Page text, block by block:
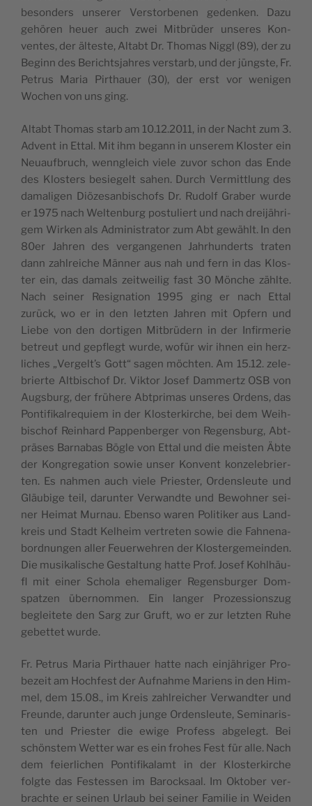
beson­ders unse­rer Vers­tor­be­nen geden­ken. Dazu
gehö­ren heuer auch zwei Mit­brü­der unseres Kon­
ventes, der älteste, Altabt Dr. Tho­mas Nig­gl (89), der zu
Beginn des Berichts­jahres vers­tarb, und der jüng­ste, Fr.
Petrus Maria Pir­thauer (30), der erst vor weni­gen
Wochen von uns ging.
Altabt Tho­mas starb am 10.12.2011, in der Nacht zum 3.
Advent in Ettal. Mit ihm begann in unse­rem Klos­ter ein
Neuauf­bruch, wenn­gleich viele zuvor schon das Ende
des Klos­ters besie­gelt sahen. Durch Ver­mit­tlung des
dama­li­gen Diö­ze­san­bi­schofs Dr. Rudolf Gra­ber wurde
er 1975 nach Wel­ten­burg pos­tu­liert und nach drei­jäh­ri­
gem Wir­ken als Admi­nis­tra­tor zum Abt gewählt. In den
80er Jah­ren des ver­gan­ge­nen Jah­rhun­derts tra­ten
dann zahl­reiche Män­ner aus nah und fern in das Klos­
ter ein, das damals zeit­wei­lig fast 30 Mönche zählte.
Nach sei­ner Resi­gna­tion 1995 ging er nach Ettal
zurück, wo er in den letz­ten Jah­ren mit Opfern und
Liebe von den dor­ti­gen Mit­brü­dern in der Infir­me­rie
betreut und gep­flegt wurde, wofür wir ihnen ein herz­
liches „Ver­gelt’s Gott“ sagen möch­ten. Am 15.12. zele­
brierte Alt­bi­schof Dr. Vik­tor Josef Dam­mertz OSB von
Aug­sburg, der frü­here Abt­pri­mas unseres Ordens, das
Pon­ti­fi­kal­re­quiem in der Klos­ter­kirche, bei dem Weih­
bi­schof Rein­hard Pap­pen­ber­ger von Regens­burg, Abt­
präses Bar­na­bas Bögle von Ettal und die meis­ten Äbte
der Kon­gre­ga­tion sowie unser Konvent kon­ze­le­brier­
ten. Es nah­men auch viele Pries­ter, Ordens­leute und
Gläu­bige teil, darun­ter Ver­wandte und Bewoh­ner sei­
ner Hei­mat Mur­nau. Eben­so waren Poli­ti­ker aus Land­
kreis und Stadt Kel­heim ver­tre­ten sowie die Fah­ne­na­
bord­nun­gen aller Feuer­weh­ren der Klos­ter­ge­mein­den.
Die musi­ka­lische Ges­tal­tung hatte Prof. Josef Kohlhäu­
fl mit einer Scho­la ehe­ma­li­ger Regens­bur­ger Dom­
spat­zen über­nom­men. Ein lan­ger Pro­zes­sions­zug
beglei­tete den Sarg zur Gruft, wo er zur letz­ten Ruhe
gebet­tet wurde.
Fr. Petrus Maria Pir­thauer hatte nach ein­jäh­ri­ger Pro­
be­zeit am Hoch­fest der Auf­nahme Mariens in den Him­
mel, dem 15.08., im Kreis zahl­rei­cher Ver­wand­ter und
Freunde, darun­ter auch junge Ordens­leute, Semi­na­ris­
ten und Pries­ter die ewige Pro­fess abge­legt. Bei
schöns­tem Wet­ter war es ein frohes Fest für alle. Nach
dem feier­li­chen Pon­ti­fi­ka­lamt in der Klos­ter­kirche
folgte das Fes­tes­sen im Barock­saal. Im Okto­ber ver­
brachte er sei­nen Urlaub bei sei­ner Fami­lie in Wei­den